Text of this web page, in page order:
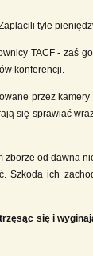
tyle
TACF - zaś
konferencji.
przez
się sprawiać
zborze od dawna
Szkoda ich
się i